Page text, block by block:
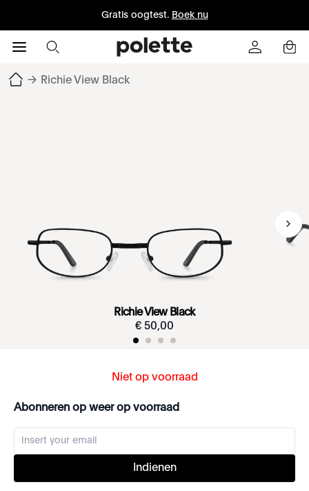
Gratis oogtest. Boek nu
→ Richie View Black
Richie View Black
€ 50,00
Niet op voorraad
Abonneren op weer op voorraad
Indienen